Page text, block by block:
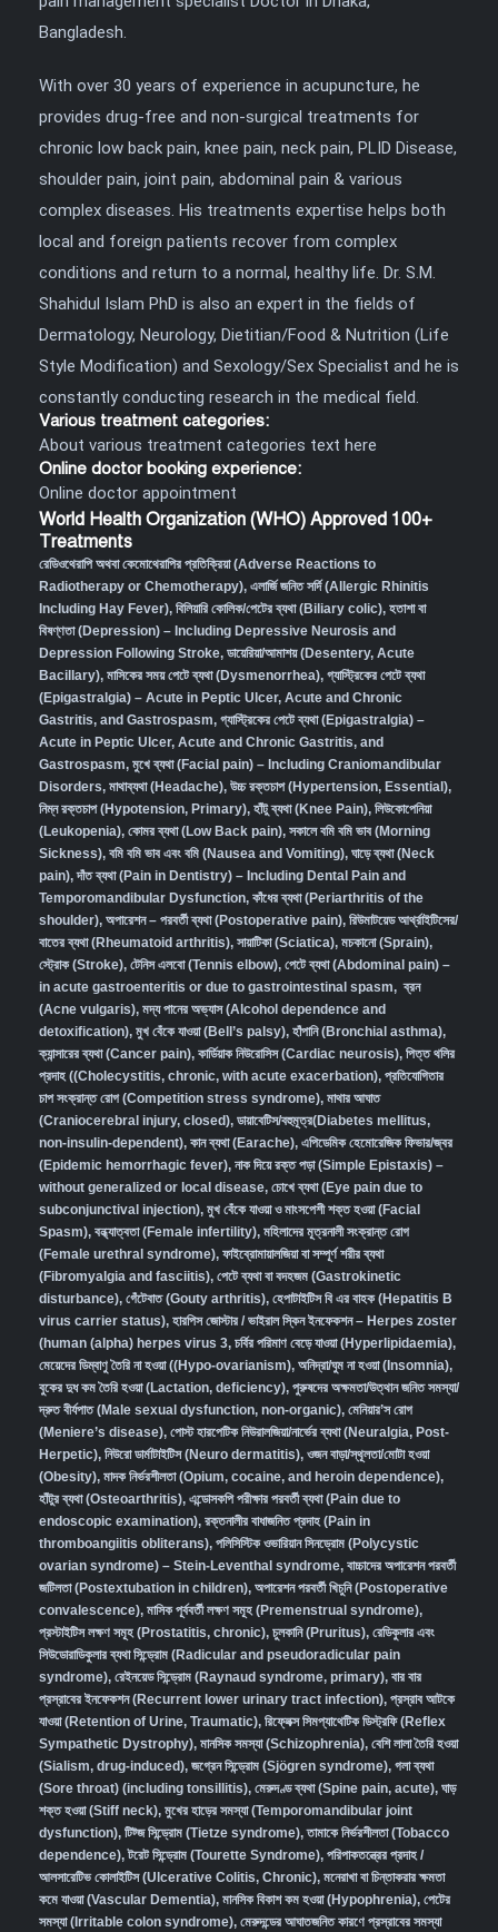
Bangladesh.
With over 30 years of experience in acupuncture, he
provides drug-free and non-surgical treatments for
chronic low back pain, knee pain, neck pain, PLID Disease,
shoulder pain, joint pain, abdominal pain & various
complex diseases. His treatments expertise helps both
local and foreign patients recover from complex
conditions and return to a normal, healthy life. Dr. S.M.
Shahidul Islam PhD is also an expert in the fields of
Dermatology, Neurology, Dietitian/Food & Nutrition (Life
Style Modification) and Sexology/Sex Specialist and he is
constantly conducting research in the medical field.
Various treatment categories:
About various treatment categories text here
Online doctor booking experience:
Online doctor appointment
World Health Organization (WHO) Approved 100+
Treatments
রেডিওথেরাপি অথবা কেমোথেরাপির প্রতিক্রিয়া (Adverse Reactions to
Radiotherapy or Chemotherapy), এলার্জি জনিত সর্দি (Allergic Rhinitis
Including Hay Fever), বিলিয়ারি কোলিক/পেটের ব্যথা (Biliary colic), হতাশা বা
বিষণ্ণতা (Depression) – Including Depressive Neurosis and
Depression Following Stroke, ডায়েরিয়া/আমাশয় (Desentery, Acute
Bacillary), মাসিকের সময় পেটে ব্যথা (Dysmenorrhea), গ্যাস্ট্রিকের পেটে ব্যথা
(Epigastralgia) – Acute in Peptic Ulcer, Acute and Chronic
Gastritis, and Gastrospasm, গ্যাস্ট্রিকের পেটে ব্যথা (Epigastralgia) –
Acute in Peptic Ulcer, Acute and Chronic Gastritis, and
Gastrospasm, মুখে ব্যথা (Facial pain) – Including Craniomandibular
Disorders, মাথাব্যথা (Headache), উচ্চ রক্তচাপ (Hypertension, Essential),
নিম্ন রক্তচাপ (Hypotension, Primary), হাঁটু ব্যথা (Knee Pain), লিউকোপেনিয়া
(Leukopenia), কোমর ব্যথা (Low Back pain), সকালে বমি বমি ভাব (Morning
Sickness), বমি বমি ভাব এবং বমি (Nausea and Vomiting), ঘাড়ে ব্যথা (Neck
pain),দাঁত ব্যথা (Pain in Dentistry) – Including Dental Pain and
Temporomandibular Dysfunction, কাঁধের ব্যথা (Periarthritis of the
shoulder), অপারেশন – পরবর্তী ব্যথা (Postoperative pain), রিউমাটয়েড আর্থ্রাইটিসের/
বাতের ব্যথা (Rheumatoid arthritis), সায়াটিকা (Sciatica), মচকানো (Sprain),
স্ট্রোক (Stroke), টেনিস এলবো (Tennis elbow), পেটে ব্যথা (Abdominal pain) –
in acute gastroenteritis or due to gastrointestinal spasm, ব্রন
(Acne vulgaris), মদ্য পানের অভ্যাস (Alcohol dependence and
detoxification), মুখ বেঁকে যাওয়া (Bell’s palsy), হাঁপানি (Bronchial asthma),
ক্যান্সারের ব্যথা (Cancer pain), কার্ডিয়াক নিউরোসিস (Cardiac neurosis), পিত্ত থলির
প্রদাহ ((Cholecystitis, chronic, with acute exacerbation), প্রতিযোগিতার
চাপ সংক্রান্ত রোগ (Competition stress syndrome), মাথার আঘাত
(Craniocerebral injury, closed), ডায়াবেটিস/বহুমূত্র(Diabetes mellitus,
non-insulin-dependent), কান ব্যথা (Earache), এপিডেমিক হেমোরেজিক ফিভার/জ্বর
(Epidemic hemorrhagic fever), নাক দিয়ে রক্ত পড়া (Simple Epistaxis) –
without generalized or local disease, চোখে ব্যথা (Eye pain due to
subconjunctival injection), মুখ বেঁকে যাওয়া ও মাংসপেশী শক্ত হওয়া (Facial
Spasm), বন্ধ্যাত্বতা (Female infertility), মহিলাদের মূত্রনালী সংক্রান্ত রোগ
(Female urethral syndrome), ফাইব্রোমায়ালজিয়া বা সম্পূর্ণ শরীর ব্যথা
(Fibromyalgia and fasciitis), পেটে ব্যথা বা বদহজম (Gastrokinetic
disturbance), গেঁটেবাত (Gouty arthritis), হেপাটাইটিস বি এর বাহক (Hepatitis B
virus carrier status), হারপিস জোস্টার / ভাইরাল স্কিন ইনফেকশন – Herpes zoster
(human (alpha) herpes virus 3, চর্বির পরিমাণ বেড়ে যাওয়া (Hyperlipidaemia),
মেয়েদের ডিম্বাণু তৈরি না হওয়া ((Hypo-ovarianism), অনিদ্রা/ঘুম না হওয়া (Insomnia),
বুকের দুধ কম তৈরি হওয়া (Lactation, deficiency), পুরুষদের অক্ষমতা/উত্থান জনিত সমস্যা/
দ্রুত বীর্যপাত (Male sexual dysfunction, non-organic), মেনিয়ার’স রোগ
(Meniere’s disease), পোস্ট হারপেটিক নিউরালজিয়া/নার্ভের ব্যথা (Neuralgia, Post-
Herpetic), নিউরো ডার্মাটাইটিস (Neuro dermatitis), ওজন বাড়া/স্থূলতা/মোটা হওয়া
(Obesity), মাদক নির্ভরশীলতা (Opium, cocaine, and heroin dependence),
হাঁটুর ব্যথা (Osteoarthritis), এন্ডোসকপি পরীক্ষার পরবর্তী ব্যথা (Pain due to
endoscopic examination), রক্তনালীর বাধাজনিত প্রদাহ (Pain in
thromboangiitis obliterans), পলিসিস্টিক ওভারিয়ান সিনড্রোম (Polycystic
ovarian syndrome) – Stein-Leventhal syndrome, বাচ্চাদের অপারেশন পরবর্তী
জটিলতা (Postextubation in children), অপারেশন পরবর্তী খিচুনি (Postoperative
convalescence), মাসিক পূর্ববর্তী লক্ষণ সমূহ (Premenstrual syndrome),
প্রস্টাইটিস লক্ষণ সমূহ (Prostatitis, chronic), চুলকানি (Pruritus), রেডিকুলার এবং
সিউডোরাডিকুলার ব্যথা সিন্ড্রোম (Radicular and pseudoradicular pain
syndrome), রেইনয়েড সিন্ড্রোম (Raynaud syndrome, primary), বার বার
প্রস্রাবের ইনফেকশন (Recurrent lower urinary tract infection), প্রস্রাব আটকে
যাওয়া (Retention of Urine, Traumatic), রিফ্লেক্স সিমপ্যাথেটিক ডিস্ট্রফি (Reflex
Sympathetic Dystrophy), মানসিক সমস্যা (Schizophrenia), বেশি লালা তৈরি হওয়া
(Sialism, drug-induced), জগ্রেন সিন্ড্রোম (Sjögren syndrome), গলা ব্যথা
(Sore throat) (including tonsillitis), মেরুদণ্ড ব্যথা (Spine pain, acute), ঘাড়
শক্ত হওয়া (Stiff neck), মুখের হাড়ের সমস্যা (Temporomandibular joint
dysfunction), টিট্জ সিন্ড্রোম (Tietze syndrome),তামাকে নির্ভরশীলতা (Tobacco
dependence),টরেট সিন্ড্রোম (Tourette Syndrome), পরিপাকতন্ত্রের প্রদাহ /
আলসারেটিভ কোলাইটিস (Ulcerative Colitis, Chronic), মনেরাখা বা চিন্তাকরার ক্ষমতা
কমে যাওয়া (Vascular Dementia), মানসিক বিকাশ কম হওয়া (Hypophrenia), পেটের
সমস্যা (Irritable colon syndrome), মেরুদন্ডের আঘাতজনিত কারণে প্রস্রাবের সমস্যা